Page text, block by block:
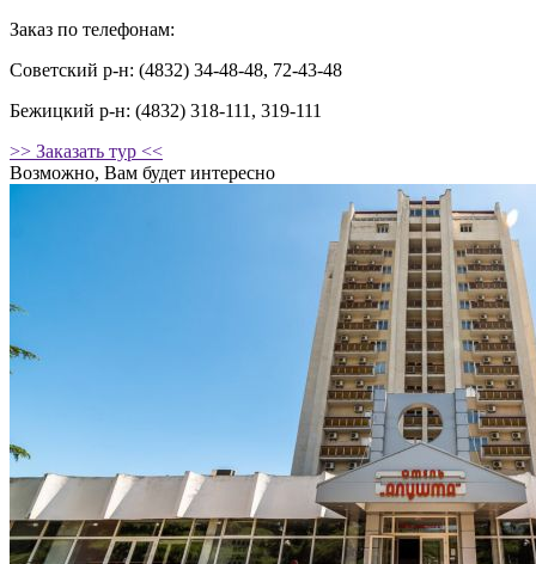
Заказ по телефонам:
Советский р-н: (4832) 34-48-48, 72-43-48
Бежицкий р-н: (4832) 318-111, 319-111
>> Заказать тур <<
Возможно, Вам будет интересно